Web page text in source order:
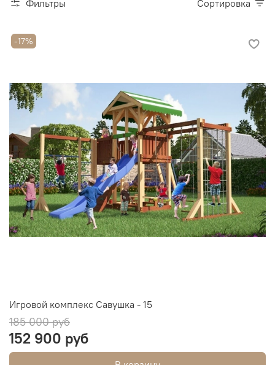
Фильтры Сортировка
-17%
Игровой комплекс Савушка - 15
185 000 руб
152 900 руб